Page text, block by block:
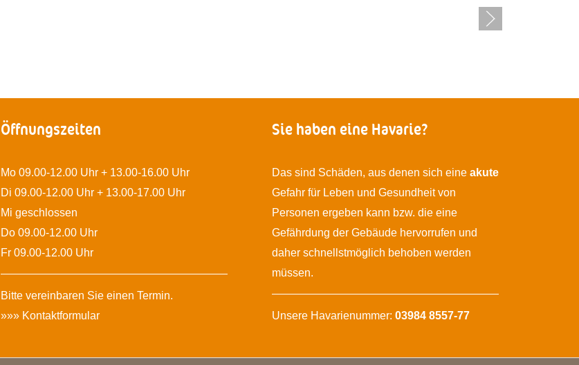
Öffnungszeiten
Mo 09.00-12.00 Uhr + 13.00-16.00 Uhr
Di 09.00-12.00 Uhr + 13.00-17.00 Uhr
Mi geschlossen
Do 09.00-12.00 Uhr
Fr 09.00-12.00 Uhr
Bitte vereinbaren Sie einen Termin.
»»» Kontaktformular
Sie haben eine Havarie?
Das sind Schäden, aus denen sich eine akute
Gefahr für Leben und Gesundheit von
Personen ergeben kann bzw. die eine
Gefährdung der Gebäude hervorrufen und
daher schnellstmöglich behoben werden
müssen.
Unsere Havarienummer: 03984 8557-77